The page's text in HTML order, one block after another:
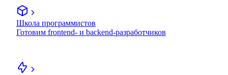
Школа программистов
Готовим frontend- и backend-разработчиков